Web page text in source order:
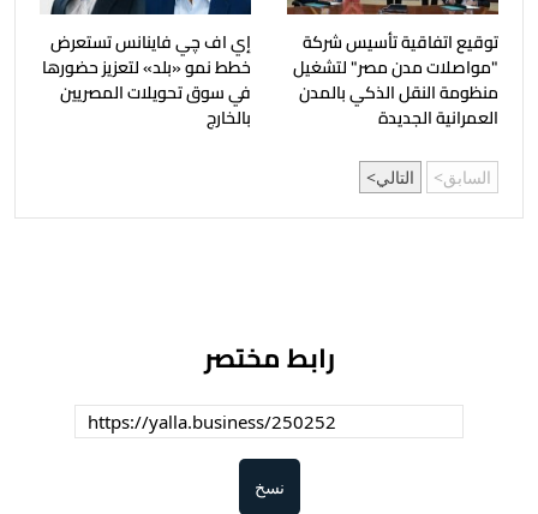
توقيع اتفاقية تأسيس شركة
"مواصلات مدن مصر" لتشغيل
منظومة النقل الذكي بالمدن
العمرانية الجديدة
إي اف چي فاينانس تستعرض
خطط نمو «بلد» لتعزيز حضورها
في سوق تحويلات المصريين
بالخارج
السابق التالي
رابط مختصر
نسخ